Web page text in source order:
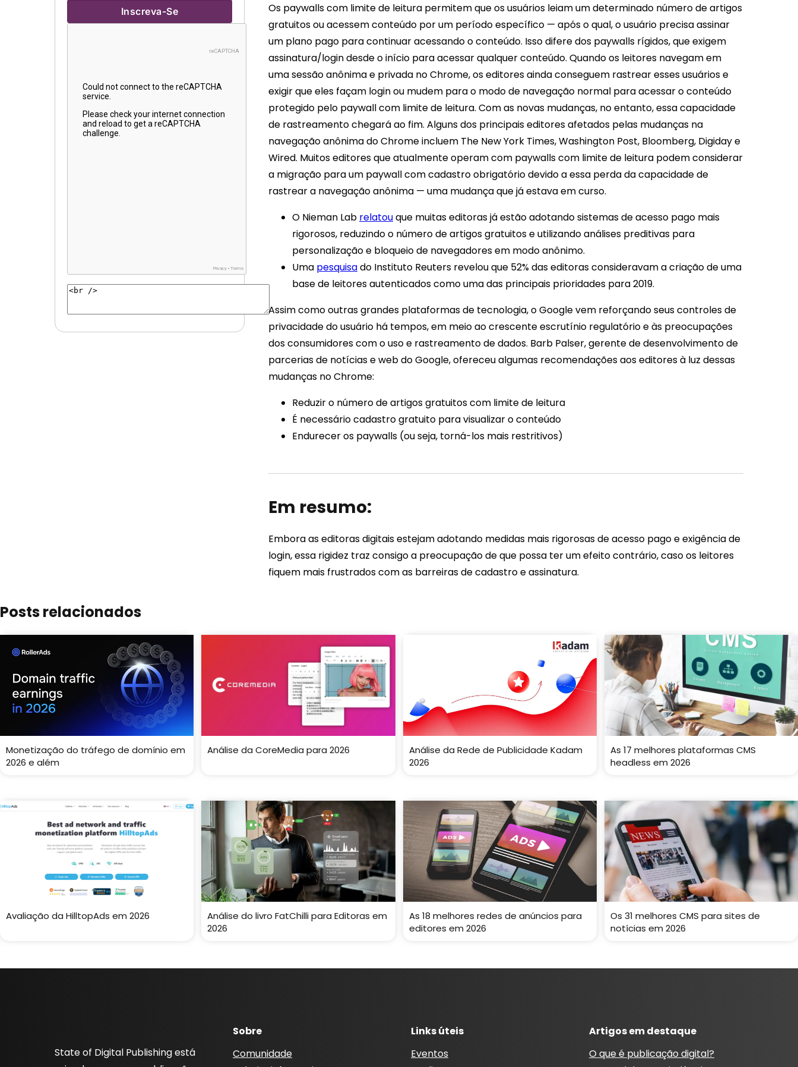
Os paywalls com limite de leitura permitem que os usuários leiam um determinado número de artigos
gratuitos ou acessem conteúdo por um período específico — após o qual, o usuário precisa assinar
um plano pago para continuar acessando o conteúdo. Isso difere dos paywalls rígidos, que exigem
assinatura/login desde o início para acessar qualquer conteúdo. Quando os leitores navegam em
uma sessão anônima e privada no Chrome, os editores ainda conseguem rastrear esses usuários e
exigir que eles façam login ou mudem para o modo de navegação normal para acessar o conteúdo
protegido pelo paywall com limite de leitura. Com as novas mudanças, no entanto, essa capacidade
de rastreamento chegará ao fim. Alguns dos principais editores afetados pelas mudanças na
navegação anônima do Chrome incluem The New York Times, Washington Post, Bloomberg, Digiday e
Wired. Muitos editores que atualmente operam com paywalls com limite de leitura podem considerar
a migração para um paywall com cadastro obrigatório devido a essa perda da capacidade de
rastrear a navegação anônima — uma mudança que já estava em curso.
O Nieman Lab relatouque muitas editoras já estão adotando sistemas de acesso pago mais
rigorosos, reduzindo o número de artigos gratuitos e utilizando análises preditivas para
personalização e bloqueio de navegadores em modo anônimo.
Uma pesquisado Instituto Reuters revelou que 52% das editoras consideravam a criação de uma
base de leitores autenticados como uma das principais prioridades para 2019.
Assim como outras grandes plataformas de tecnologia, o Google vem reforçando seus controles de
privacidade do usuário há tempos, em meio ao crescente escrutínio regulatório e às preocupações
dos consumidores com o uso e rastreamento de dados. Barb Palser, gerente de desenvolvimento de
parcerias de notícias e web do Google, ofereceu algumas recomendações aos editores à luz dessas
mudanças no Chrome:
Reduzir o número de artigos gratuitos com limite de leitura
É necessário cadastro gratuito para visualizar o conteúdo
Endurecer os paywalls (ou seja, torná-los mais restritivos)
Em resumo:
Embora as editoras digitais estejam adotando medidas mais rigorosas de acesso pago e exigência de
login, essa rigidez traz consigo a preocupação de que possa ter um efeito contrário, caso os leitores
fiquem mais frustrados com as barreiras de cadastro e assinatura.
Posts relacionados
Monetização do tráfego de domínio em
2026 e além
Análise da CoreMedia para 2026
Análise da Rede de Publicidade Kadam
2026
As 17 melhores plataformas CMS
headless em 2026
Avaliação da HilltopAds em 2026
Análise do livro FatChilli para Editoras em
2026
As 18 melhores redes de anúncios para
editores em 2026
Os 31 melhores CMS para sites de
notícias em 2026
State of Digital Publishing está
Sobre
Comunidade
Links úteis
Eventos
Artigos em destaque
O que é publicação digital?